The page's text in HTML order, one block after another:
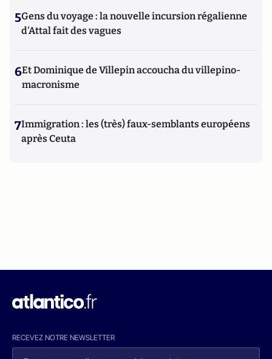
5Gens du voyage : la nouvelle incursion régalienne
d'Attal fait des vagues
6Et Dominique de Villepin accoucha du villepino-
macronisme
7Immigration : les (très) faux-semblants européens
après Ceuta
RECEVEZ NOTRE NEWSLETTER